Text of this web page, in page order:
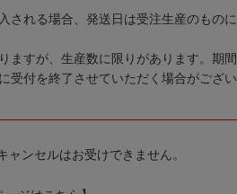
される場合、発送日は受注生産のものに
ますが、生産数に限りがあります。期間
受付を終了させていただく場合がござい
ンセルはお受けできません。